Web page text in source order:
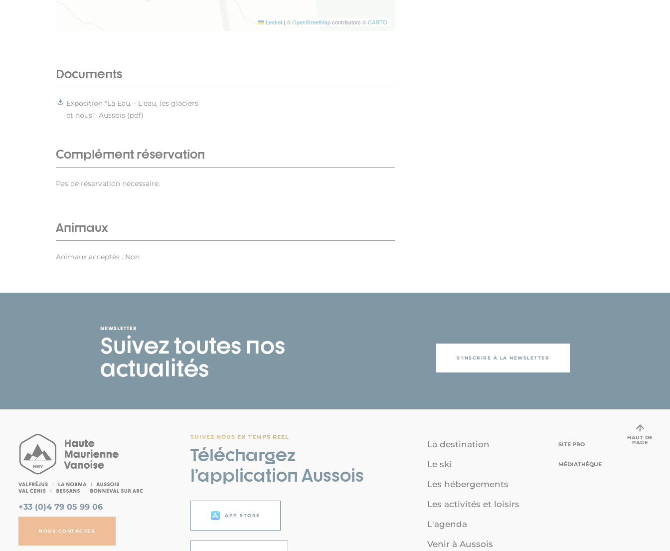
Leaflet | ©OpenStreetMapcontributors ©CARTO
Documents
Exposition "Là Eau, - L'eau, les glaciers
et nous"_Aussois (pdf)
Complément réservation
Pas de réservation nécessaire.
Animaux
Animaux acceptés : Non
NEWSLETTER
Suivez toutes nos
actualités
S'INSCRIRE À LA NEWSLETTER
+33 (0)4 79 05 99 06
NOUS CONTACTER
SUIVEZ NOUS EN TEMPS RÉEL
Téléchargez
l’application Aussois
APP STORE
La destination
Le ski
Les hébergements
Les activités et loisirs
L'agenda
Venir à Aussois
SITE PRO
MÉDIATHÈQUE
HAUT DE
PAGE